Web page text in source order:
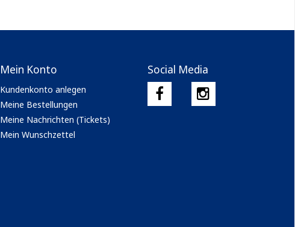
Mein Konto
Kundenkonto anlegen
Meine Bestellungen
Meine Nachrichten (Tickets)
Mein Wunschzettel
Social Media